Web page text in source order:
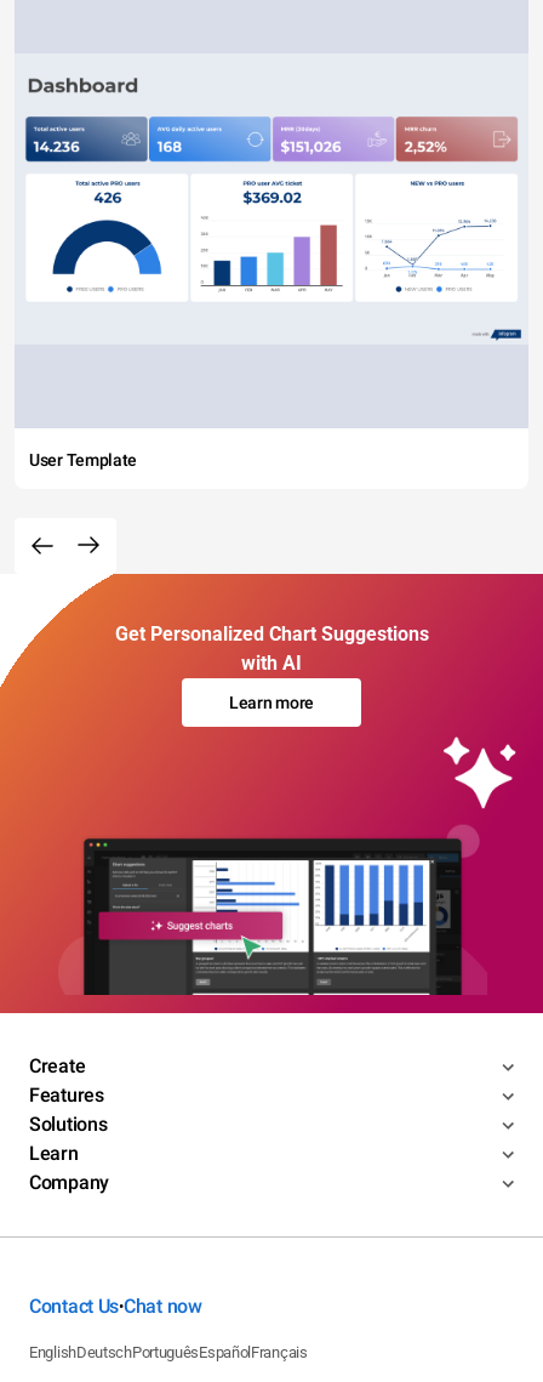
User Template
Get Personalized Chart Suggestions
with AI
Learn more
Create
Features
Solutions
Learn
Company
Contact Us•Chat now
EnglishDeutschPortuguêsEspañol Français